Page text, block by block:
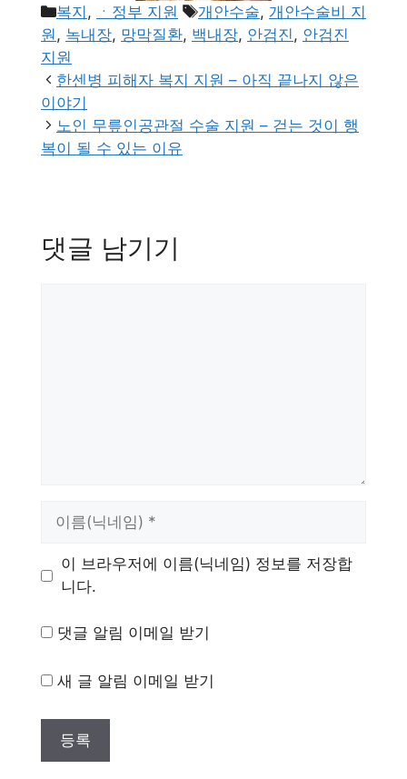
카
테
고
리
복지 , ㆍ정부 지원
태
그
개안수술, 개안수술비 지
원, 녹내장, 망막질환, 백내장, 안검진, 안검진
지원
한센병 피해자 복지 지원 – 아직 끝나지 않은
이야기
노인 무릎인공관절 수술 지원 – 걷는 것이 행
복이 될 수 있는 이유
댓글 남기기
이 브라우저에 이름(닉네임) 정보를 저장합
니다.
댓글 알림 이메일 받기
새 글 알림 이메일 받기